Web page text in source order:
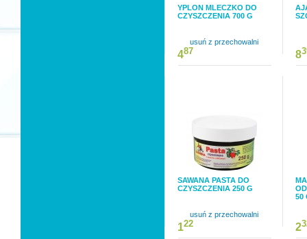
YPLON MLECZKO DO
CZYSZCZENIA 700 G
usuń z przechowalni
487 8
SAWANA PASTA DO
CZYSZCZENIA 250 G
usuń z przechowalni
122
50
2